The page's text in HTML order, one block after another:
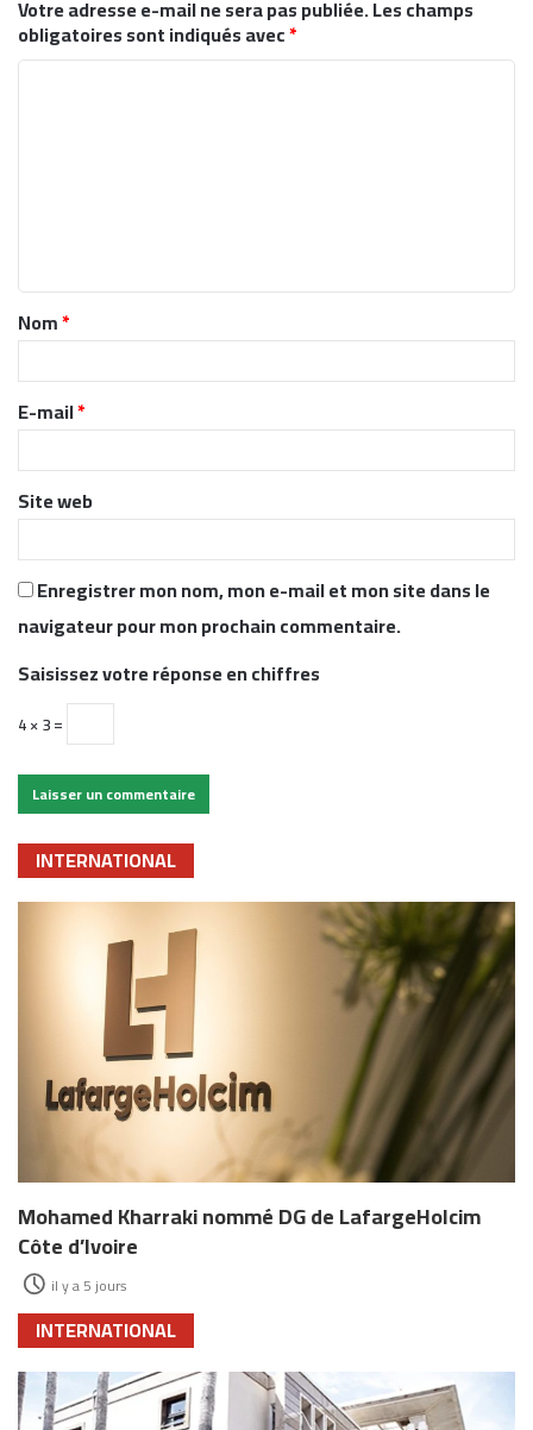
Votre adresse e-mail ne sera pas publiée.Les champs
obligatoires sont indiqués avec*
t
a
r
e
*
Nom*
E-mail*
Site web
Enregistrer mon nom, mon e-mail et mon site dans le
navigateur pour mon prochain commentaire.
Saisissez votre réponse en chiffres
4 × 3 =
INTERNATIONAL
Mohamed Kharraki nommé DG de LafargeHolcim
Côte d’Ivoire
il y a 5 jours
INTERNATIONAL